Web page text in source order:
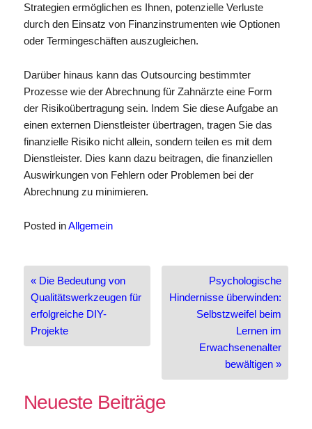
Strategien ermöglichen es Ihnen, potenzielle Verluste
durch den Einsatz von Finanzinstrumenten wie Optionen
oder Termingeschäften auszugleichen.
Darüber hinaus kann das Outsourcing bestimmter
Prozesse wie der Abrechnung für Zahnärzte eine Form
der Risikoübertragung sein. Indem Sie diese Aufgabe an
einen externen Dienstleister übertragen, tragen Sie das
finanzielle Risiko nicht allein, sondern teilen es mit dem
Dienstleister. Dies kann dazu beitragen, die finanziellen
Auswirkungen von Fehlern oder Problemen bei der
Abrechnung zu minimieren.
Posted inAllgemein
Beitragsnavigation
« Die Bedeutung von
Qualitätswerkzeugen für
erfolgreiche DIY-
Projekte
Psychologische
Hindernisse überwinden:
Selbstzweifel beim
Lernen im
Erwachsenenalter
bewältigen »
Neueste Beiträge